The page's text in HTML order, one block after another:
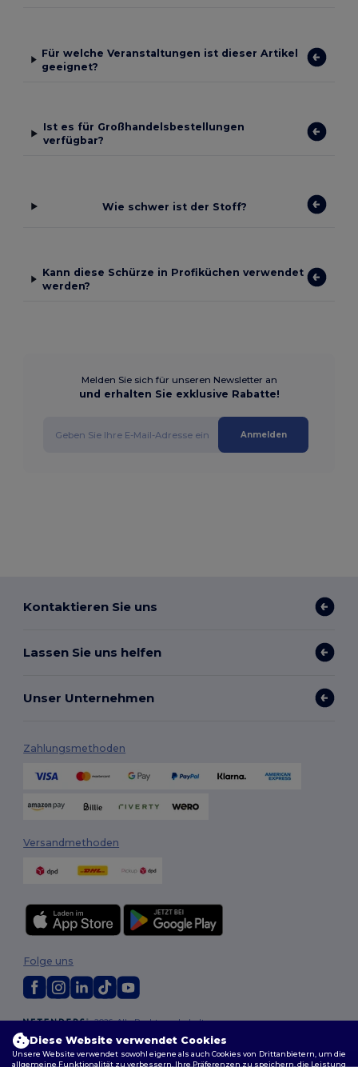
Für welche Veranstaltungen ist dieser Artikel
geeignet?
Ist es für Großhandelsbestellungen
verfügbar?
Wie schwer ist der Stoff?
Kann diese Schürze in Profiküchen verwendet
werden?
Melden Sie sich für unseren Newsletter an
und erhalten Sie exklusive Rabatte!
Anmelden
Kontaktieren Sie uns
Lassen Sie uns helfen
Unser Unternehmen
Zahlungsmethoden
Versandmethoden
2026. Alle Rechte vorbehalten
Allgemeine Geschäftsbedingungen|Personalisierungsrichtlinien
Datenschutzbestimmungen | Cookie-Richtlinie | Site Map
Folge uns
Diese Website verwendet Cookies
Unsere Website verwendet sowohl eigene als auch Cookies von Drittanbietern, um die
allgemeine Funktionalität zu verbessern, Ihre Präferenzen zu speichern, die Leistung